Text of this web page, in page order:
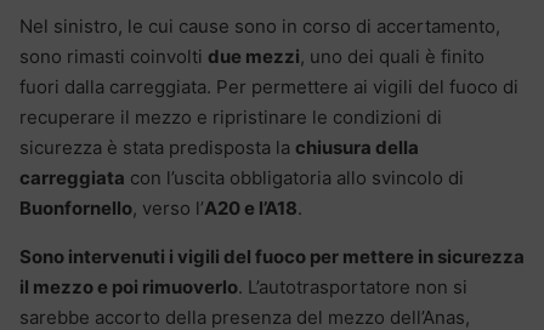
Nel sinistro, le cui cause sono in corso di accertamento,
sono rimasti coinvolti due mezzi, uno dei quali è finito
fuori dalla carreggiata. Per permettere ai vigili del fuoco di
recuperare il mezzo e ripristinare le condizioni di
sicurezza è stata predisposta la chiusura della
carreggiata con l’uscita obbligatoria allo svincolo di
Buonfornello, verso l’A20 e l’A18.
Sono intervenuti i vigili del fuoco per mettere in sicurezza
il mezzo e poi rimuoverlo. L’autotrasportatore non si
sarebbe accorto della presenza del mezzo dell’Anas,